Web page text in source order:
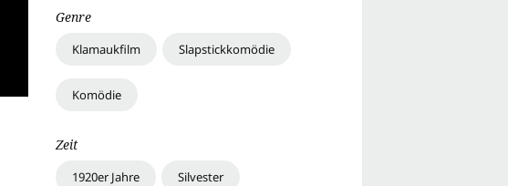
Genre
Klamaukfilm Slapstickkomödie
Komödie
Zeit
1920er Jahre Silvester